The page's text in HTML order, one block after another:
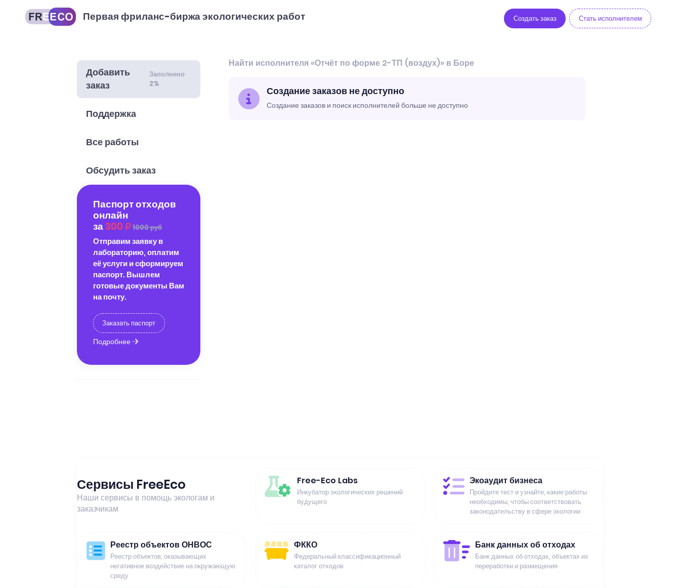
Первая фриланс-биржа экологических работ Создать заказ Стать исполнителем
Добавить
заказ
Заполнено
2%
Поддержка
Все работы
Обсудить заказ
Паспорт отходов
онлайн
за300 1000 руб
Отправим заявку в
лабораторию, оплатим
её услуги и сформируем
паспорт. Вышлем
готовые документы Вам
на почту.
Заказать паспорт
Подробнее
Найти исполнителя «Отчёт по форме 2-ТП (воздух)» в Боре
Создание заказов не доступно
Создание заказов и поиск исполнителей больше не доступно
Сервисы FreeEco
Наши сервисы в помощь экологам и
заказчикам
Free-Eco Labs
Инкубатор экологических решений
будущего
Экоаудит бизнеса
Пройдите тест и узнайте, какие работы
необходимы, чтобы соответствовать
законодательству в сфере экологии
Реестр объектов ОНВОС
Реестр объектов, оказывающих
негативное воздействие на окружающую
среду
ФККО
Федеральный классификационный
каталог отходов
Банк данных об отходах
Банк данных об отходах, объектах их
переработки и размещения